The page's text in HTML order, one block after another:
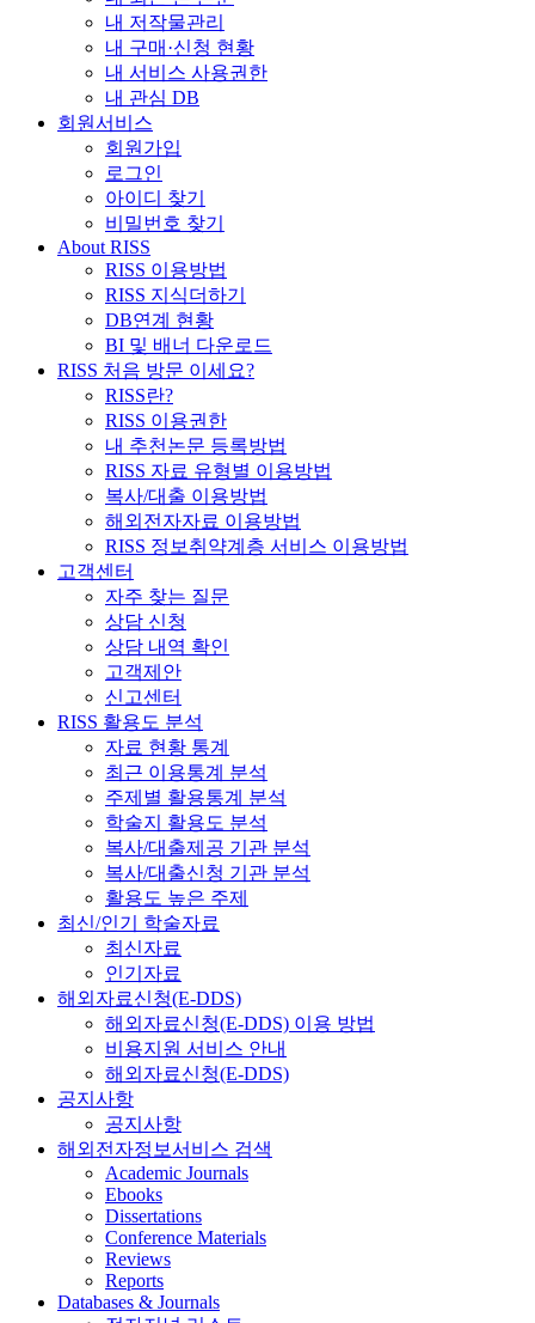
내 저작물관리
내 구매·신청 현황
내 서비스 사용권한
내 관심 DB
회원서비스
회원가입
로그인
아이디 찾기
비밀번호 찾기
About RISS
RISS 이용방법
RISS 지식더하기
DB연계 현황
BI 및 배너 다운로드
RISS 처음 방문 이세요?
RISS란?
RISS 이용권한
내 추천논문 등록방법
RISS 자료 유형별 이용방법
복사/대출 이용방법
해외전자자료 이용방법
RISS 정보취약계층 서비스 이용방법
고객센터
자주 찾는 질문
상담 신청
상담 내역 확인
고객제안
신고센터
RISS 활용도 분석
자료 현황 통계
최근 이용통계 분석
주제별 활용통계 분석
학술지 활용도 분석
복사/대출제공 기관 분석
복사/대출신청 기관 분석
활용도 높은 주제
최신/인기 학술자료
최신자료
인기자료
해외자료신청(E-DDS)
해외자료신청(E-DDS) 이용 방법
비용지원 서비스 안내
해외자료신청(E-DDS)
공지사항
공지사항
해외전자정보서비스 검색
Academic Journals
Ebooks
Dissertations
Conference Materials
Reviews
Reports
Databases & Journals